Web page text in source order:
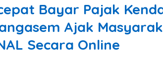
Bayar Pajak
Ajak
Secara Online